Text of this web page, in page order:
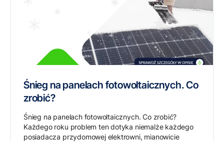
Śnieg na panelach fotowoltaicznych. Co
zrobić?
Śnieg na panelach fotowoltaicznych. Co zrobić?
Każdego roku problem ten dotyka niemalże każdego
posiadacza przydomowej elektrowni, mianowicie